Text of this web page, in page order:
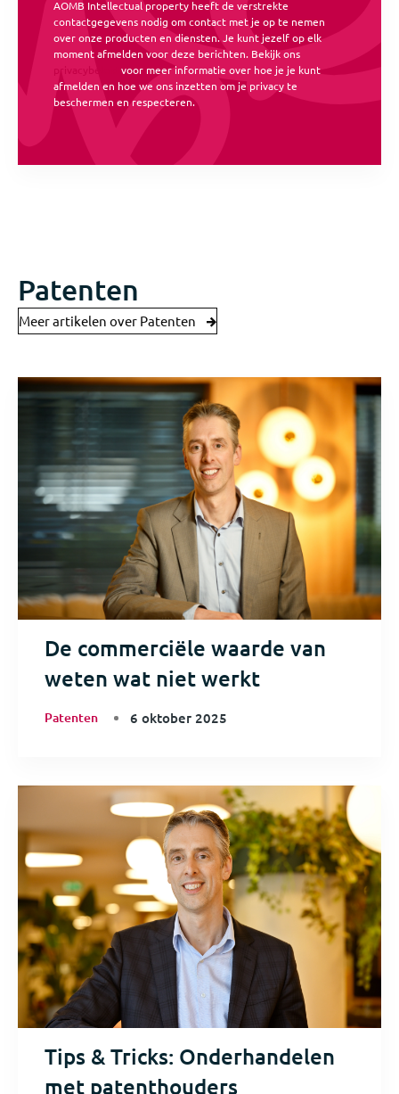
AOMB Intellectual property heeft de verstrekte
contactgegevens nodig om contact met je op te nemen
over onze producten en diensten. Je kunt jezelf op elk
moment afmelden voor deze berichten. Bekijk ons
voor meer informatie over hoe je je kunt
afmelden en hoe we ons inzetten om je privacy te
beschermen en respecteren.
Patenten
Meer artikelen over Patenten
De commerciële waarde van
weten wat niet werkt
Patenten 6 oktober 2025
Tips & Tricks: Onderhandelen
met patenthouders